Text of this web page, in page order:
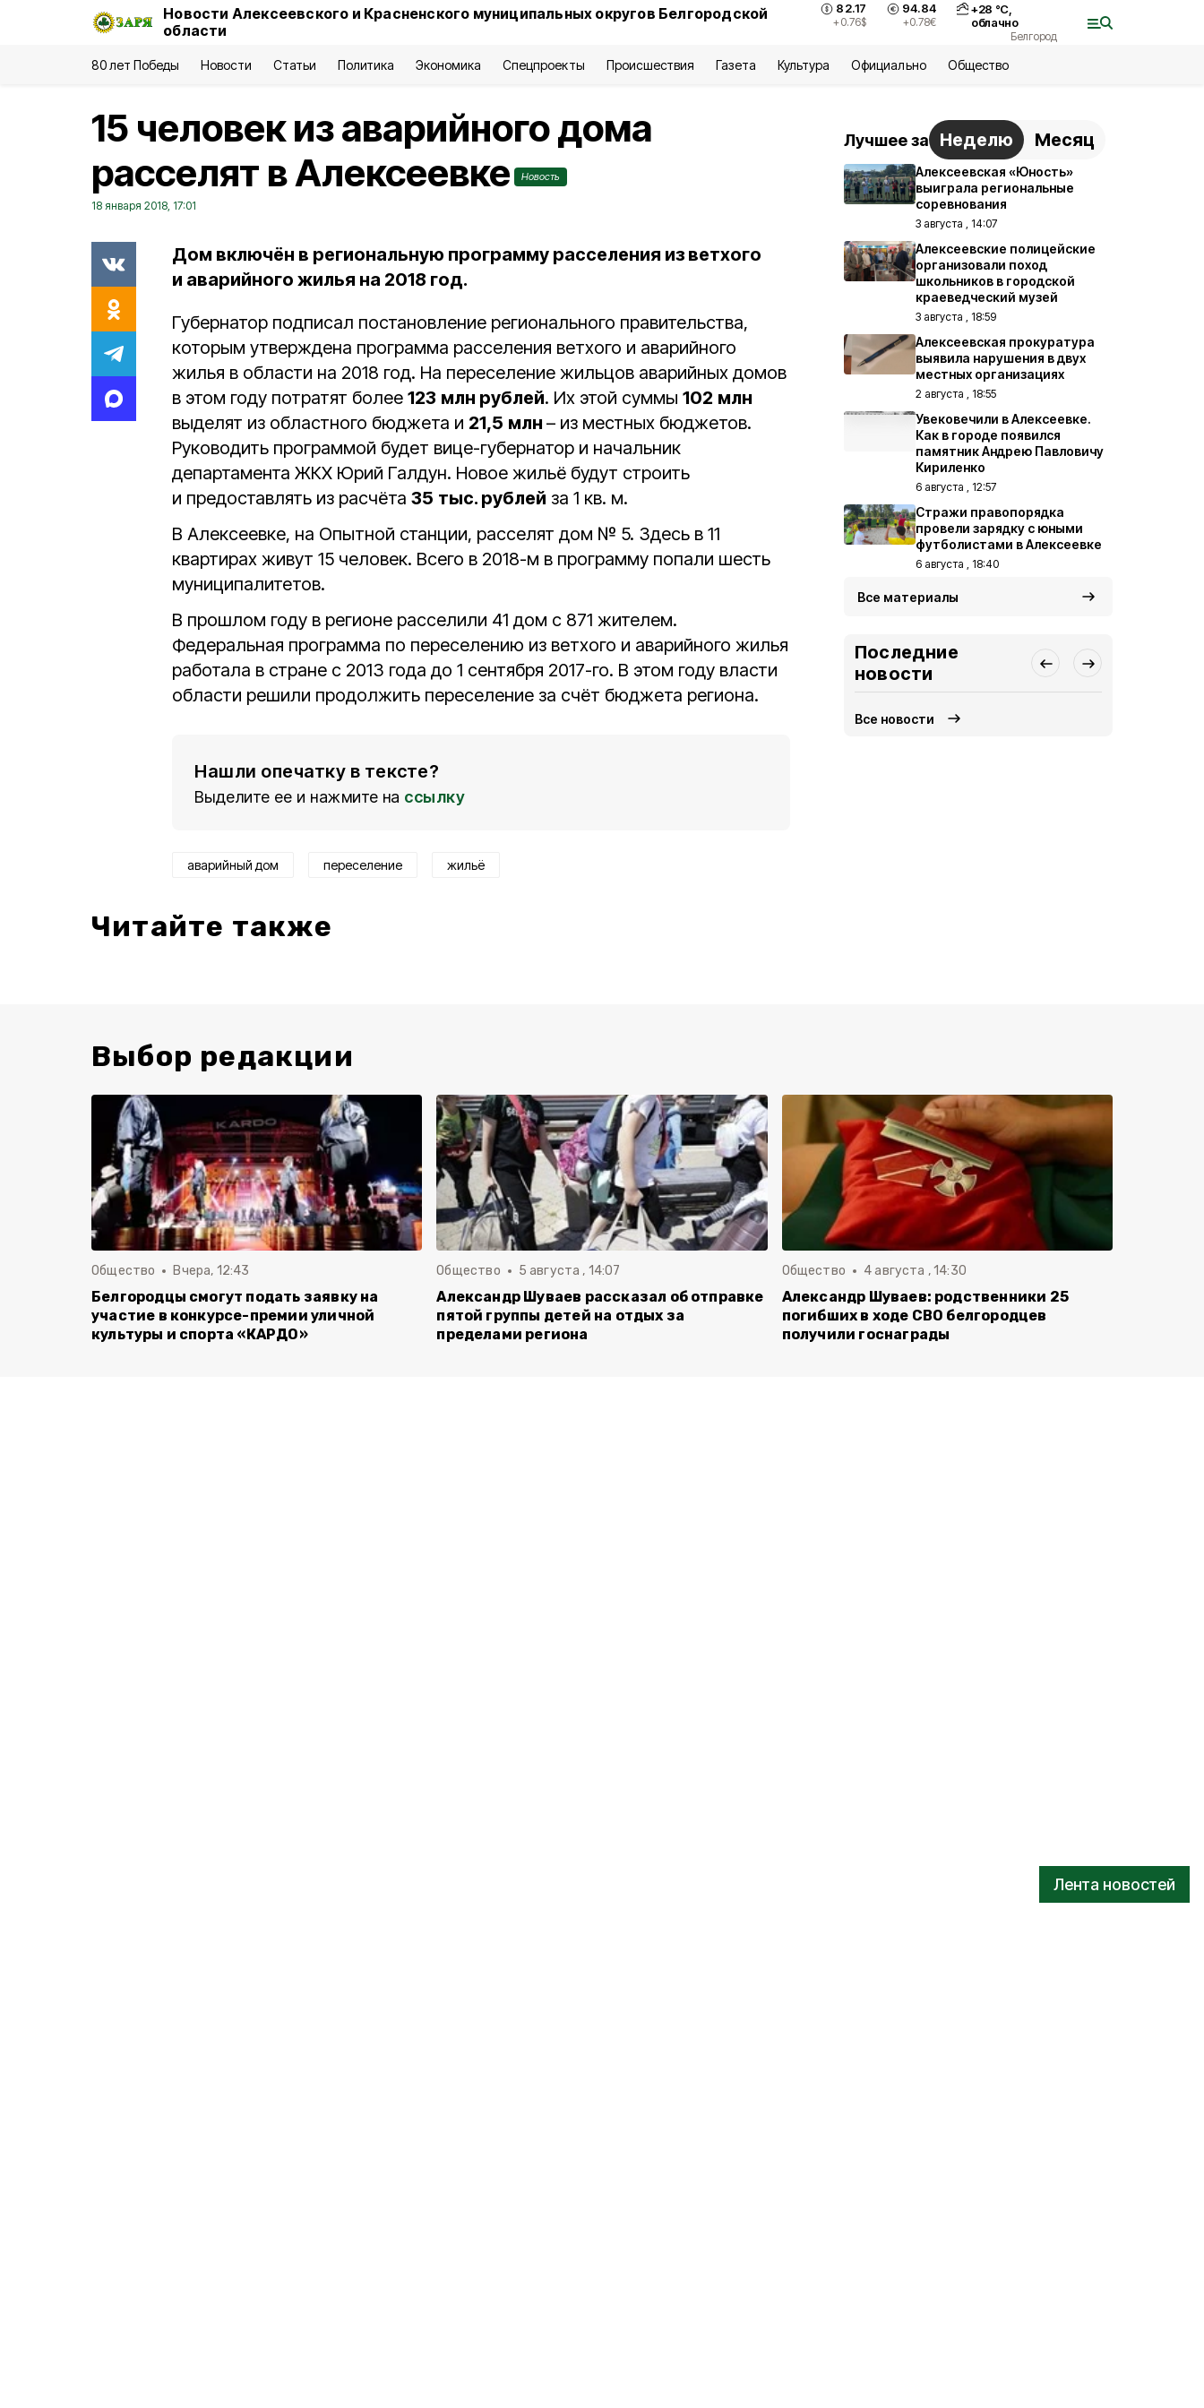
Новости Алексеевского и Красненского муниципальных округов Белгородской
области
82.17
+0.76$
94.84
+0.78€
+28 °С,
облачно
Белгород
80 лет Победы Новости Статьи Политика Экономика Спецпроекты Происшествия Газета Культура Официально Общество
Лента новостей
15 человек из аварийного дома
расселят в Алексеевке
Новость
18 января 2018, 17:01
Дом включён в региональную программу расселения из ветхого
и аварийного жилья на 2018 год.
Губернатор подписал постановление регионального правительства,
которым утверждена программа расселения ветхого и аварийного
жилья в области на 2018 год. На переселение жильцов аварийных домов
в этом году потратят более 123 млн рублей. Их этой суммы 102 млн
выделят из областного бюджета и 21,5 млн – из местных бюджетов.
Руководить программой будет вице-губернатор и начальник
департамента ЖКХ Юрий Галдун. Новое жильё будут строить
и предоставлять из расчёта 35 тыс. рублей за 1 кв. м.
В Алексеевке, на Опытной станции, расселят дом № 5. Здесь в 11
квартирах живут 15 человек. Всего в 2018-м в программу попали шесть
муниципалитетов.
В прошлом году в регионе расселили 41 дом с 871 жителем.
Федеральная программа по переселению из ветхого и аварийного жилья
работала в стране с 2013 года до 1 сентября 2017-го. В этом году власти
области решили продолжить переселение за счёт бюджета региона.
Нашли опечатку в тексте?
Выделите ее и нажмите на ссылку
аварийный дом переселение жильё
Читайте также
Лучшее за Неделю Месяц
Алексеевская «Юность»
выиграла региональные
соревнования
3 августа , 14:07
Алексеевские полицейские
организовали поход
школьников в городской
краеведческий музей
3 августа , 18:59
Алексеевская прокуратура
выявила нарушения в двух
местных организациях
2 августа , 18:55
Увековечили в Алексеевке.
Как в городе появился
памятник Андрею Павловичу
Кириленко
6 августа , 12:57
Стражи правопорядка
провели зарядку с юными
футболистами в Алексеевке
6 августа , 18:40
Все материалы
Последние
новости
Все новости
Выбор редакции
Общество Вчера, 12:43
Белгородцы смогут подать заявку на
участие в конкурсе-премии уличной
культуры и спорта «КАРДО»
Общество 5 августа , 14:07
Александр Шуваев рассказал об отправке
пятой группы детей на отдых за
пределами региона
Общество 4 августа , 14:30
Александр Шуваев: родственники 25
погибших в ходе СВО белгородцев
получили госнаграды